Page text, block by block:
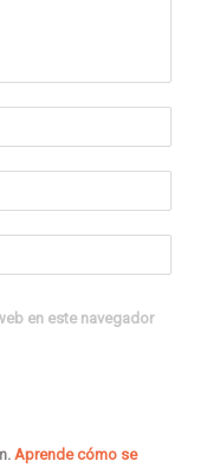
en este navegador
Aprende cómo se